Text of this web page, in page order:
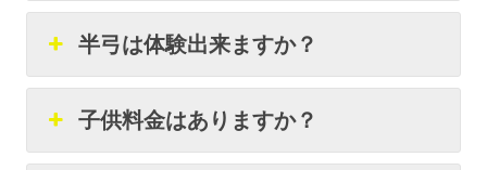
半弓は体験出来ますか？
子供料金はありますか？